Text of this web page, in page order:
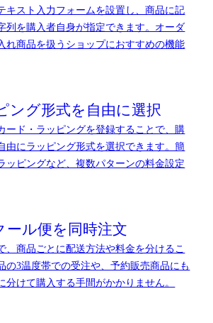
キスト入力フォームを設置し、商品に記
列を購入者自身が指定できます。オーダ
れ商品を扱うショップにおすすめの機能
ング形式を自由に選択
ード・ラッピングを登録することで、購
由にラッピング形式を選択できます。簡
ッピングなど、複数パターンの料金設定
ール便を 同時注文
、商品ごとに配送方法や料金を分けるこ
の3温度帯での受注や、予約販売商品にも
分けて購入する手間がかかりません。